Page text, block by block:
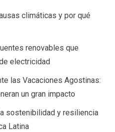
climáticas y por qué
renovables que
electricidad
las Vacaciones Agostinas:
un gran impacto
sostenibilidad y resiliencia
Latina